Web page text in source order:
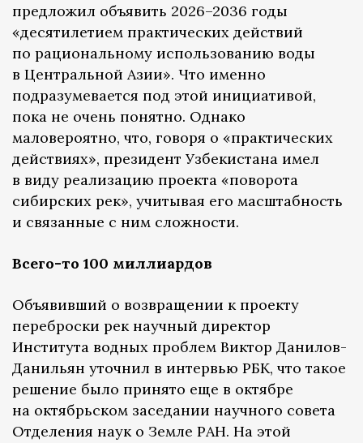
предложил объявить 2026–2036 годы
«десятилетием практических действий
по рациональному использованию воды
в Центральной Азии» . Что именно
подразумевается под этой инициативой,
пока не очень понятно. Однако
маловероятно, что, говоря о «практических
действиях», президент Узбекистана имел
в виду реализацию проекта «поворота
сибирских рек» , учитывая его масштабность
и связанные с ним сложности.
Всего-то 100 миллиардов
Объявивший о возвращении к проекту
переброски рек научный директор
Института водных проблем Виктор Данилов-
Данильян уточнил в интервью РБК, что такое
решение было принято еще в октябре
на октябрьском заседании научного совета
Отделения наук о Земле РАН. На этой